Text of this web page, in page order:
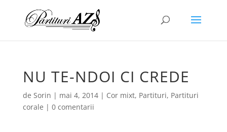
NU TE-NDOI CI CREDE
de Sorin | mai 4, 2014| Cor mixt, Partituri, Partituri
corale | 0 comentarii